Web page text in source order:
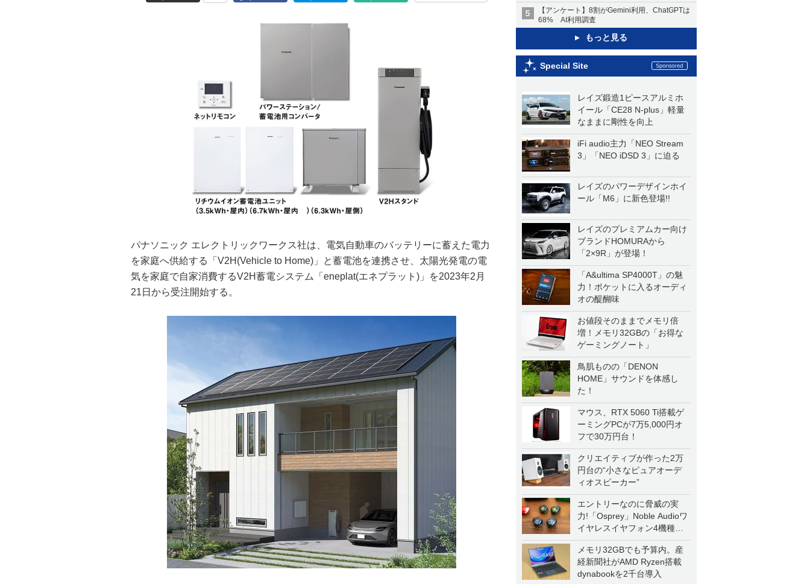
【アンケート】8割がGemini利用、ChatGPTは
68% AI利用調査
もっと見る
Special Site
レイズ鍛造1ピースアルミホ
イール「CE28 N-plus」軽量
なままに剛性を向上
iFi audio主力「NEO Stream
3」「NEO iDSD 3」に迫る
レイズのパワーデザインホイ
ール「M6」に新色登場!!
レイズのプレミアムカー向け
ブランドHOMURAから
「2×9R」が登場！
「A&ultima SP4000T」の魅
力！ポケットに入るオーディ
オの醍醐味
お値段そのままでメモリ倍
増！メモリ32GBの「お得な
ゲーミングノート」
鳥肌ものの「DENON
HOME」サウンドを体感し
た！
マウス、RTX 5060 Ti搭載ゲ
ーミングPCが7万5,000円オ
フで30万円台！
クリエイティブが作った2万
円台の“小さなピュアオーデ
ィオスピーカー”
エントリーなのに脅威の実
力!「Osprey」Noble Audioワ
イヤレスイヤフォン4機種を
一気に聴く
メモリ32GBでも予算内。産
経新聞社がAMD Ryzen搭載
dynabookを2千台導入
パナソニック エレクトリックワークス社は、電気自動車のバッテリーに蓄えた電力
を家庭へ供給する「V2H(Vehicle to Home)」と蓄電池を連携させ、太陽光発電の電
気を家庭で自家消費するV2H蓄電システム「eneplat(エネプラット)」を2023年2月
21日から受注開始する。